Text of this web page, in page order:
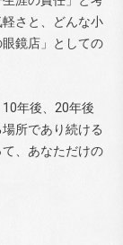
さと、どんな小
鏡店」としての
年後、20年後
所であり続ける
、あなただけの